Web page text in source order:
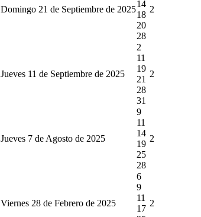
Domingo 21 de Septiembre de 2025
14
18
20
28
2
Jueves 11 de Septiembre de 2025
2
11
19
21
28
31
2
Jueves 7 de Agosto de 2025
9
11
14
19
25
28
2
Viernes 28 de Febrero de 2025
6
9
11
17
2